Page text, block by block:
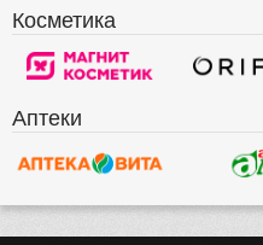
Косметика
Аптеки